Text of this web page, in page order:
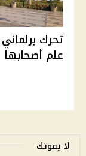
تحرك
علم
لا يفوتك